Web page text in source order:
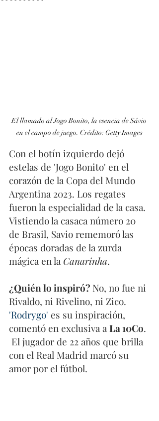
El llamado al Jogo Bonito, la esencia de Sávio
en el campo de juego. Crédito: Getty Images
Con el botín izquierdo dejó
estelas de 'Jogo Bonito' en el
corazón de la Copa del Mundo
Argentina 2023. Los regates
fueron la especialidad de la casa.
Vistiendo la casaca número 20
de Brasil, Savio rememoró las
épocas doradas de la zurda
mágica en la Canarinha.
¿Quién lo inspiró? No, no fue ni
Rivaldo, ni Rivelino, ni Zico.
'Rodrygo' es su inspiración,
comentó en exclusiva a La 10Co.
El jugador de 22 años que brilla
con el Real Madrid marcó su
amor por el fútbol.